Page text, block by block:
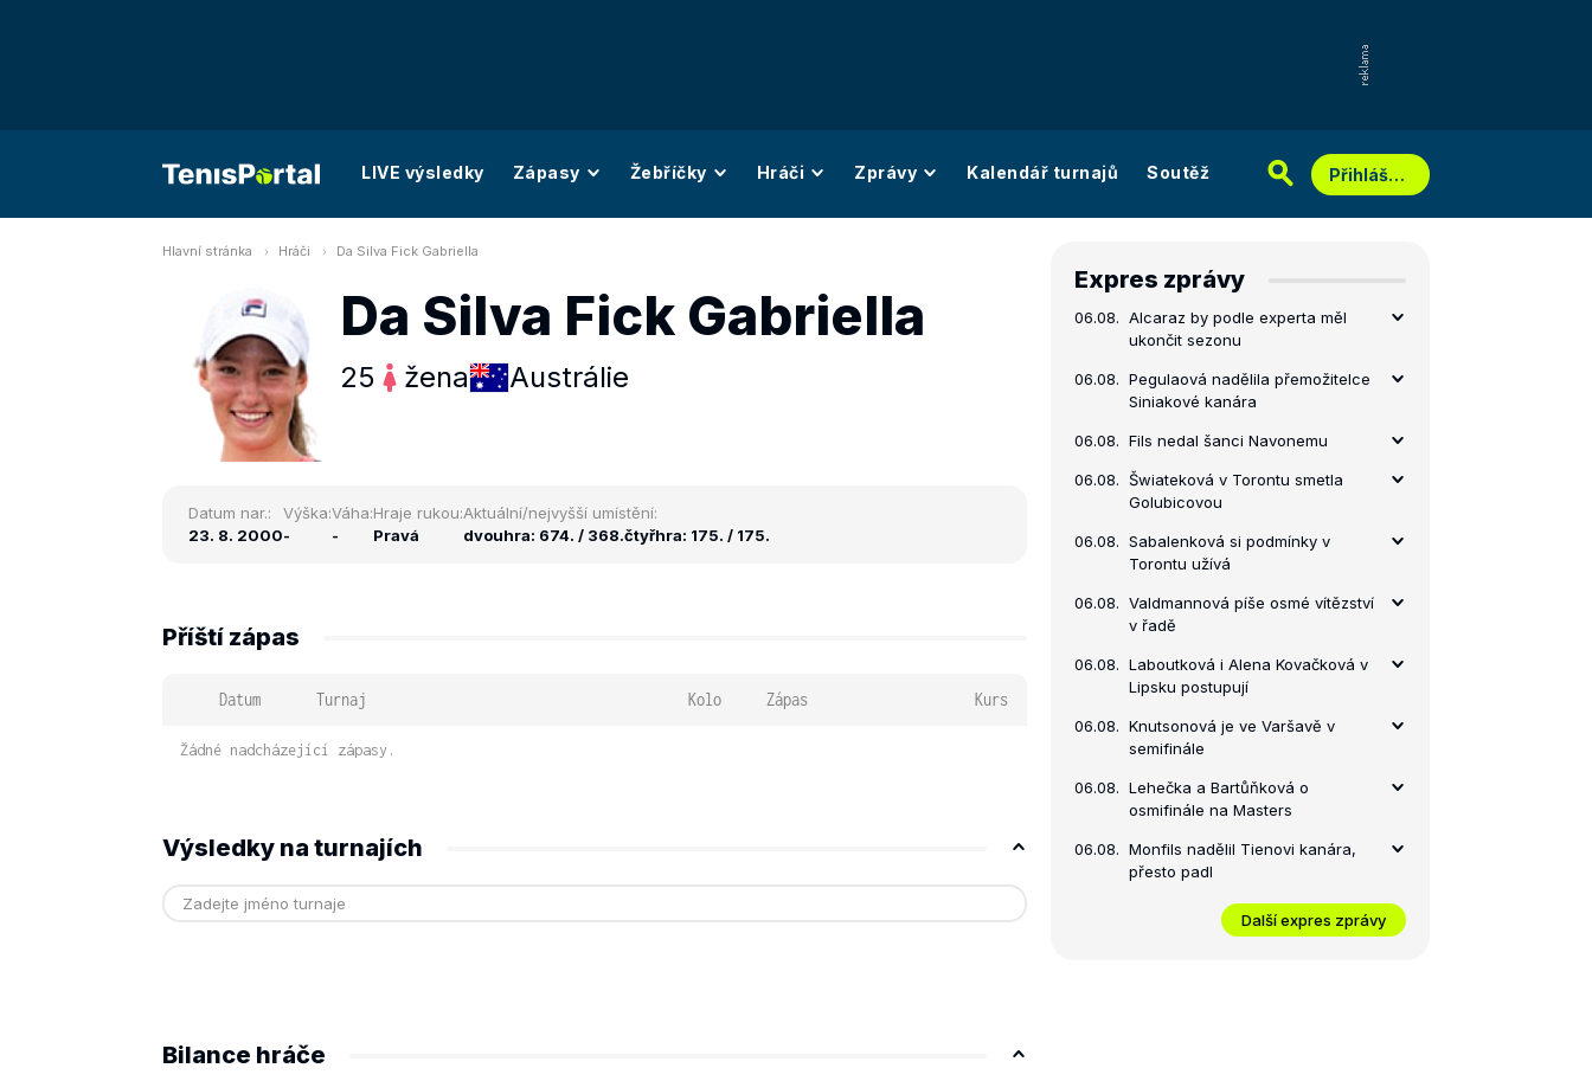
LIVE výsledky Zápasy Žebříčky Hráči Zprávy Kalendář turnajů Soutěž Přihlášení
Hlavní stránka Hráči Da Silva Fick Gabriella
Da Silva Fick Gabriella
25 žena Austrálie
Datum nar.:
23. 8. 2000
Výška:
-
Váha:
-
Hraje rukou:
Pravá
Aktuální/nejvyšší umístění:
dvouhra: 674. / 368.čtyřhra: 175. / 175.
Příští zápas
Datum Turnaj Kolo Zápas Kurs
Žádné nadcházející zápasy.
Výsledky na turnajích
Bilance hráče
Expres zprávy
06.08. Alcaraz by podle experta měl
ukončit sezonu
06.08. Pegulaová nadělila přemožitelce
Siniakové kanára
06.08. Fils nedal šanci Navonemu
06.08. Šwiateková v Torontu smetla
Golubicovou
06.08. Sabalenková si podmínky v
Torontu užívá
06.08. Valdmannová píše osmé vítězství
v řadě
06.08. Laboutková i Alena Kovačková v
Lipsku postupují
06.08. Knutsonová je ve Varšavě v
semifinále
06.08. Lehečka a Bartůňková o
osmifinále na Masters
06.08. Monfils nadělil Tienovi kanára,
přesto padl
Další expres zprávy